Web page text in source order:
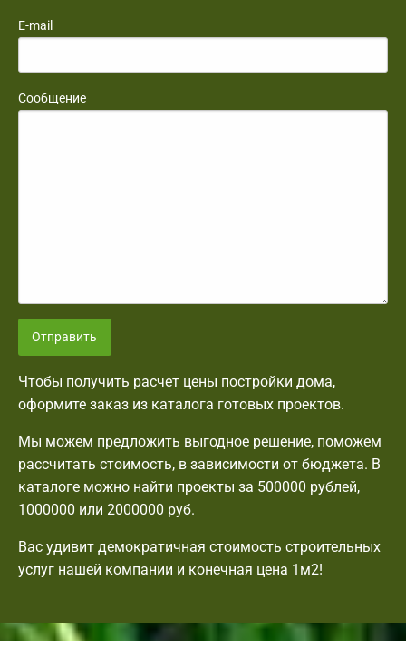
E-mail
Сообщение
Отправить
Чтобы получить расчет цены постройки дома,
оформите заказ из каталога готовых проектов.
Мы можем предложить выгодное решение, поможем
рассчитать стоимость, в зависимости от бюджета. В
каталоге можно найти проекты за 500000 рублей,
1000000 или 2000000 руб.
Вас удивит демократичная стоимость строительных
услуг нашей компании и конечная цена 1м2!